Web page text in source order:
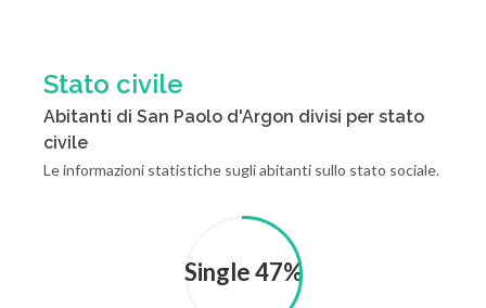
Stato civile
Abitanti di San Paolo d'Argon divisi per stato
civile
Le informazioni statistiche sugli abitanti sullo stato sociale.
Single 47%